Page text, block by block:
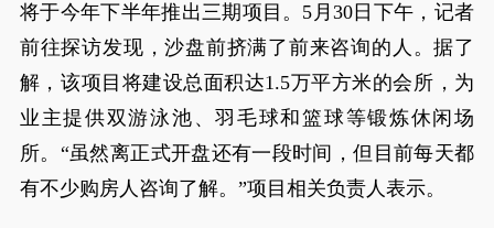
将于今年下半年推出三期项目。5月30日下午，记者
前往探访发现，沙盘前挤满了前来咨询的人。据了
解，该项目将建设总面积达1.5万平方米的会所，为
业主提供双游泳池、羽毛球和篮球等锻炼休闲场
所。“虽然离正式开盘还有一段时间，但目前每天都
有不少购房人咨询了解。”项目相关负责人表示。